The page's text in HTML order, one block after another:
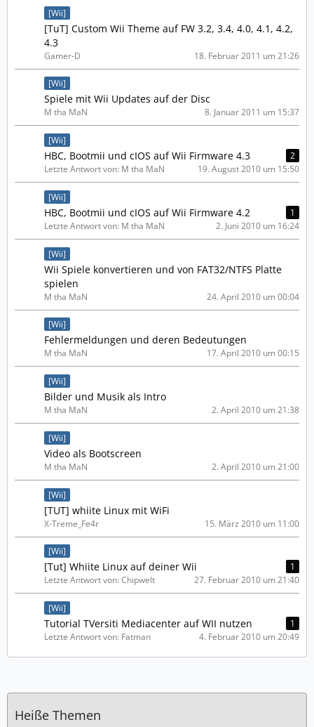
[Wii]
[TuT] Custom Wii Theme auf FW 3.2, 3.4, 4.0, 4.1, 4.2,
4.3
Gamer-D 18. Februar 2011 um 21:26
[Wii]
Spiele mit Wii Updates auf der Disc
M tha MaN 8. Januar 2011 um 15:37
[Wii]
HBC, Bootmii und cIOS auf Wii Firmware 4.3
2
Letzte Antwort von: M tha MaN
19. August 2010 um 15:50
[Wii]
HBC, Bootmii und cIOS auf Wii Firmware 4.2
1
Letzte Antwort von: M tha MaN
2. Juni 2010 um 16:24
[Wii]
Wii Spiele konvertieren und von FAT32/NTFS Platte
spielen
M tha MaN 24. April 2010 um 00:04
[Wii]
Fehlermeldungen und deren Bedeutungen
M tha MaN 17. April 2010 um 00:15
[Wii]
Bilder und Musik als Intro
M tha MaN 2. April 2010 um 21:38
[Wii]
Video als Bootscreen
M tha MaN 2. April 2010 um 21:00
[Wii]
[TUT] whiite Linux mit WiFi
X-Treme_Fe4r 15. März 2010 um 11:00
[Wii]
[Tut] Whiite Linux auf deiner Wii
1
Letzte Antwort von: Chipwelt
27. Februar 2010 um 21:40
[Wii]
Tutorial TVersiti Mediacenter auf WII nutzen
1
Letzte Antwort von: Fatman
4. Februar 2010 um 20:49
Heiße Themen